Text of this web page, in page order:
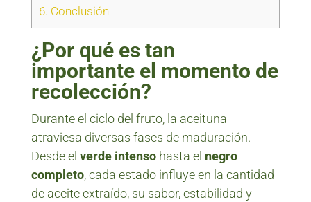
6. Conclusión
¿Por qué es tan
importante el momento de
recolección?
Durante el ciclo del fruto, la aceituna
atraviesa diversas fases de maduración.
Desde el verde intensohasta el negro
completo, cada estado influye en la cantidad
de aceite extraído, su sabor, estabilidad y